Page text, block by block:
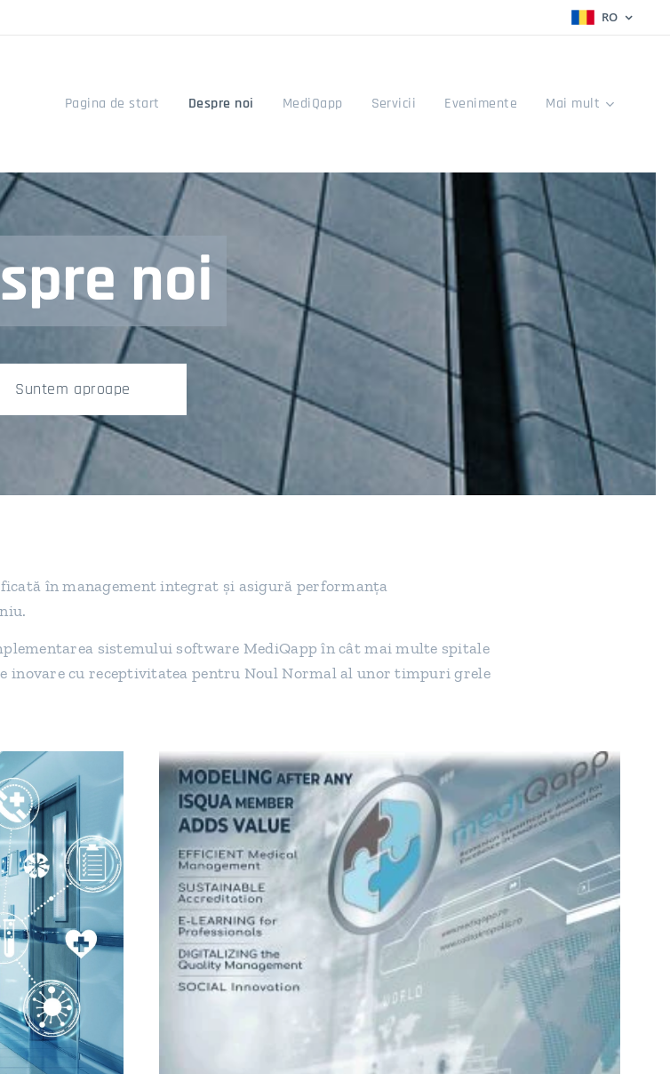
RO
Pagina de start Despre noi MediQapp Servicii Evenimente Mai mult
noi
Suntem aproape
în management integrat și asigură performanța
sistemului software MediQapp în cât mai multe spitale
inovare cu receptivitatea pentru Noul Normal al unor timpuri grele